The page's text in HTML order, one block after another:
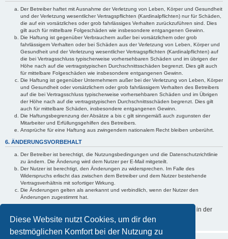
Diese Website nutzt Cookies, um dir den
bestmöglichen Komfort bei der Nutzung zu
Der Betreiber haftet mit Ausnahme der Verletzung von Leben, Körper und Gesundheit
und der Verletzung wesentlicher Vertragspflichten (Kardinalpflichten) nur für Schäden,
die auf ein vorsätzliches oder grob fahrlässiges Verhalten zurückzuführen sind. Dies
gilt auch für mittelbare Folgeschäden wie insbesondere entgangenen Gewinn.
Die Haftung ist gegenüber Verbrauchern außer bei vorsätzlichem oder grob
fahrlässigem Verhalten oder bei Schäden aus der Verletzung von Leben, Körper und
Gesundheit und der Verletzung wesentlicher Vertragspflichten (Kardinalpflichten) auf
die bei Vertragsschluss typischerweise vorhersehbaren Schäden und im übrigen der
Höhe nach auf die vertragstypischen Durchschnittsschäden begrenzt. Dies gilt auch
für mittelbare Folgeschäden wie insbesondere entgangenen Gewinn.
Die Haftung ist gegenüber Unternehmern außer bei der Verletzung von Leben, Körper
und Gesundheit oder vorsätzlichem oder grob fahrlässigem Verhalten des Betreibers
auf die bei Vertragsschluss typischerweise vorhersehbaren Schäden und im Übrigen
der Höhe nach auf die vertragstypischen Durchschnittsschäden begrenzt. Dies gilt
auch für mittelbare Schäden, insbesondere entgangenen Gewinn.
Die Haftungsbegrenzung der Absätze a bis c gilt sinngemäß auch zugunsten der
Mitarbeiter und Erfüllungsgehilfen des Betreibers.
Ansprüche für eine Haftung aus zwingendem nationalem Recht bleiben unberührt.
6. ÄNDERUNGSVORBEHALT
Der Betreiber ist berechtigt, die Nutzungsbedingungen und die Datenschutzrichtlinie
zu ändern. Die Änderung wird dem Nutzer per E-Mail mitgeteilt.
Der Nutzer ist berechtigt, den Änderungen zu widersprechen. Im Falle des
Widerspruchs erlischt das zwischen dem Betreiber und dem Nutzer bestehende
Vertragsverhältnis mit sofortiger Wirkung.
Die Änderungen gelten als anerkannt und verbindlich, wenn der Nutzer den
Änderungen zugestimmt hat.
Informationen über den Umgang mit deinen persönlichen Daten sind in der
Datenschutzrichtlinie enthalten.